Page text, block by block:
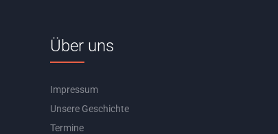
Über uns
Impressum
Unsere Geschichte
Termine